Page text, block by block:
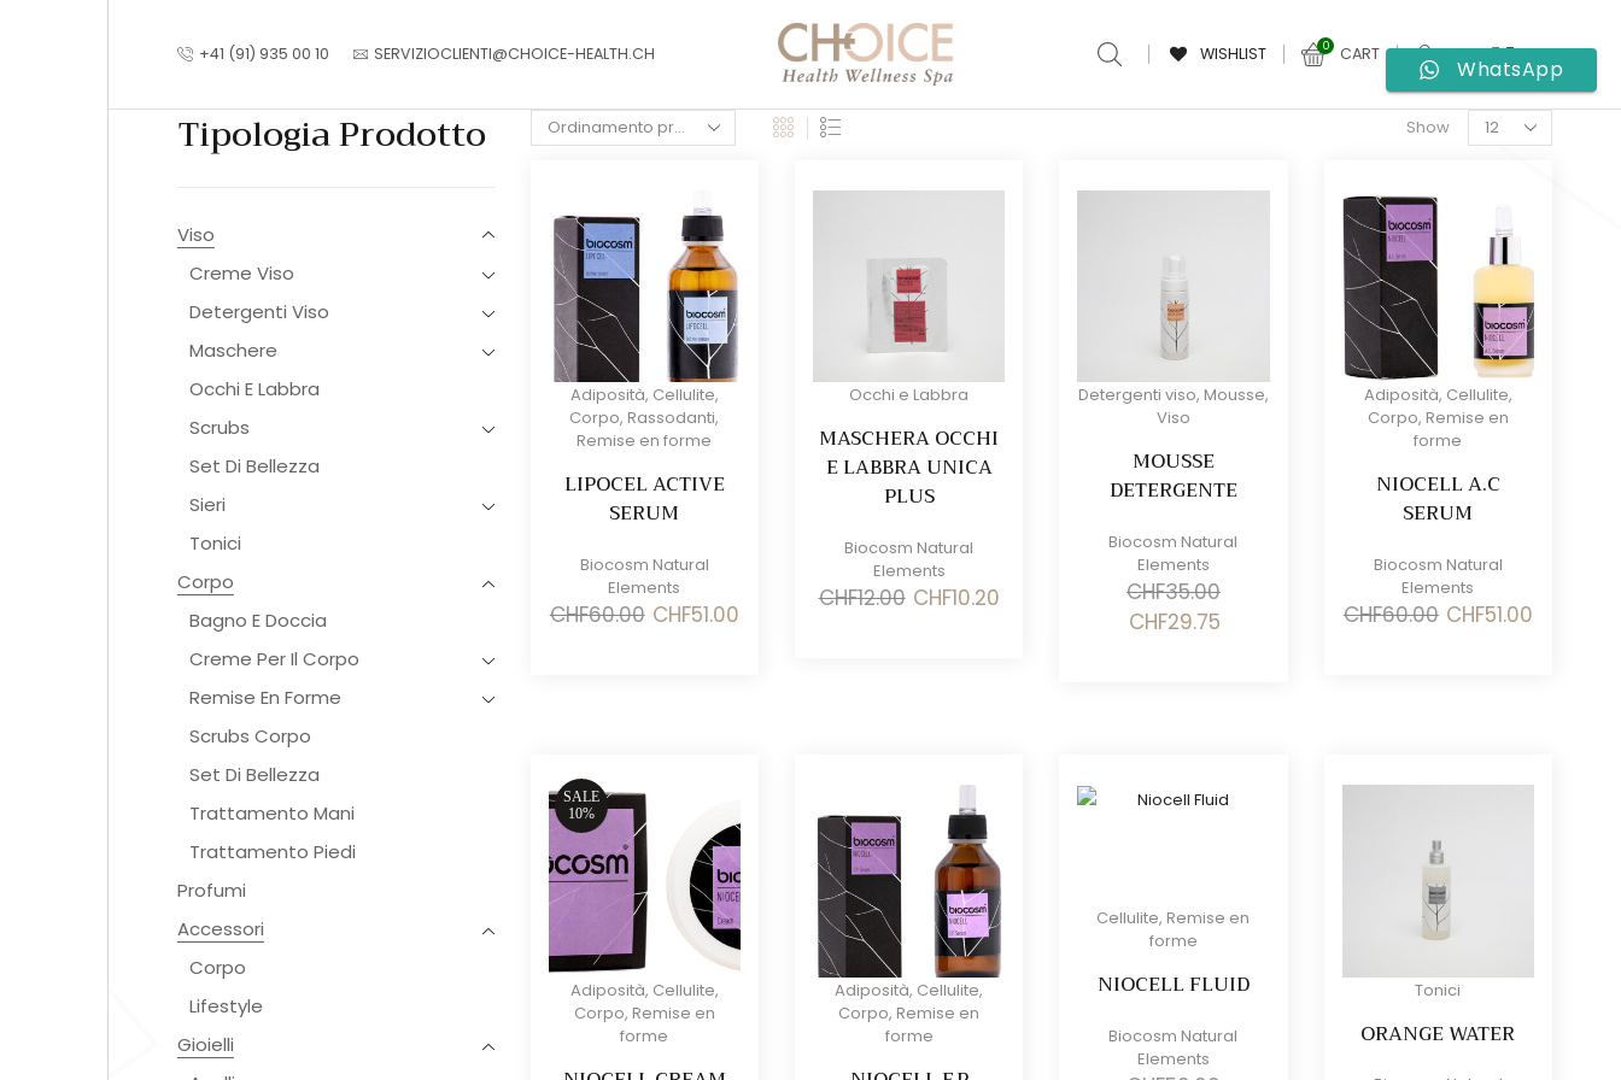
+41 (91) 935 00 10 SERVIZIOCLIENTI@CHOICE-HEALTH.CH WISHLIST 0 CART
Show
Products
per
Adiposità, Cellulite,
Corpo, Rassodanti,
Remise en forme
LIPOCEL ACTIVE
SERUM
Biocosm Natural
Elements
CHF60.00 IlCHF51.00Il
Occhi e Labbra
MASCHERA OCCHI
E LABBRA UNICA
PLUS
Biocosm Natural
Elements
CHF12.00 IlCHF10.20Il
Detergenti viso, Mousse,
Viso
MOUSSE
DETERGENTE
Biocosm Natural
Elements
CHF35.00
IlCHF29.75
Adiposità, Cellulite,
Corpo, Remise en
forme
NIOCELL A.C
SERUM
Biocosm Natural
Elements
CHF60.00 IlCHF51.00Il
SALE
10%
Adiposità, Cellulite,
Corpo, Remise en
forme
Adiposità, Cellulite,
Corpo, Remise en
forme
Cellulite, Remise en
forme
NIOCELL FLUID
Biocosm Natural
Elements
Tonici
ORANGE WATER
Tipologia Prodotto
Viso
Creme Viso
Detergenti Viso
Maschere
Occhi E Labbra
Scrubs
Set Di Bellezza
Sieri
Tonici
Corpo
Bagno E Doccia
Creme Per Il Corpo
Remise En Forme
Scrubs Corpo
Set Di Bellezza
Trattamento Mani
Trattamento Piedi
Profumi
Accessori
Corpo
Lifestyle
Gioielli
WhatsApp